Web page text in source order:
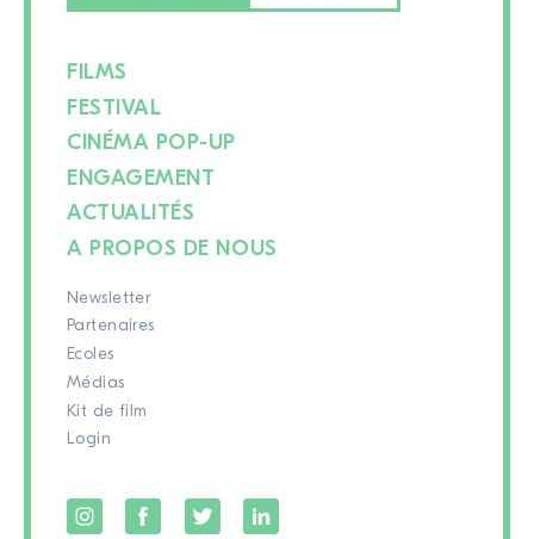
FILMS
FESTIVAL
CINÉMA POP-UP
ENGAGEMENT
ACTUALITÉS
A PROPOS DE NOUS
Newsletter
Partenaires
Ecoles
Médias
Kit de film
Login